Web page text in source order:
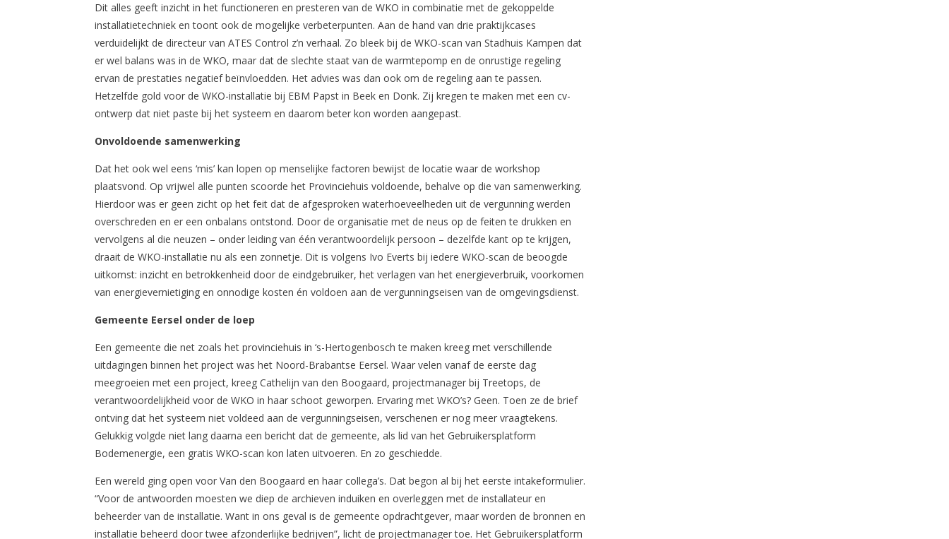
Dit alles geeft inzicht in het functioneren en presteren van de WKO in combinatie met de gekoppelde
installatietechniek en toont ook de mogelijke verbeterpunten. Aan de hand van drie praktijkcases
verduidelijkt de directeur van ATES Control z’n verhaal. Zo bleek bij de WKO-scan van Stadhuis Kampen dat
er wel balans was in de WKO, maar dat de slechte staat van de warmtepomp en de onrustige regeling
ervan de prestaties negatief beïnvloedden. Het advies was dan ook om de regeling aan te passen.
Hetzelfde gold voor de WKO-installatie bij EBM Papst in Beek en Donk. Zij kregen te maken met een cv-
ontwerp dat niet paste bij het systeem en daarom beter kon worden aangepast.
Onvoldoende samenwerking
Dat het ook wel eens ‘mis’ kan lopen op menselijke factoren bewijst de locatie waar de workshop
plaatsvond. Op vrijwel alle punten scoorde het Provinciehuis voldoende, behalve op die van samenwerking.
Hierdoor was er geen zicht op het feit dat de afgesproken waterhoeveelheden uit de vergunning werden
overschreden en er een onbalans ontstond. Door de organisatie met de neus op de feiten te drukken en
vervolgens al die neuzen – onder leiding van één verantwoordelijk persoon – dezelfde kant op te krijgen,
draait de WKO-installatie nu als een zonnetje. Dit is volgens Ivo Everts bij iedere WKO-scan de beoogde
uitkomst: inzicht en betrokkenheid door de eindgebruiker, het verlagen van het energieverbruik, voorkomen
van energievernietiging en onnodige kosten én voldoen aan de vergunningseisen van de omgevingsdienst.
Gemeente Eersel onder de loep
Een gemeente die net zoals het provinciehuis in ‘s-Hertogenbosch te maken kreeg met verschillende
uitdagingen binnen het project was het Noord-Brabantse Eersel. Waar velen vanaf de eerste dag
meegroeien met een project, kreeg Cathelijn van den Boogaard, projectmanager bij Treetops, de
verantwoordelijkheid voor de WKO in haar schoot geworpen. Ervaring met WKO’s? Geen. Toen ze de brief
ontving dat het systeem niet voldeed aan de vergunningseisen, verschenen er nog meer vraagtekens.
Gelukkig volgde niet lang daarna een bericht dat de gemeente, als lid van het Gebruikersplatform
Bodemenergie, een gratis WKO-scan kon laten uitvoeren. En zo geschiedde.
Een wereld ging open voor Van den Boogaard en haar collega’s. Dat begon al bij het eerste intakeformulier.
“Voor de antwoorden moesten we diep de archieven induiken en overleggen met de installateur en
beheerder van de installatie. Want in ons geval is de gemeente opdrachtgever, maar worden de bronnen en
installatie beheerd door twee afzonderlijke bedrijven”, licht de projectmanager toe. Het Gebruikersplatform